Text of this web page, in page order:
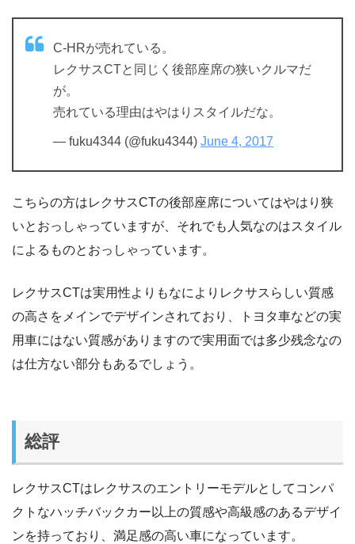
C-HRが売れている。
レクサスCTと同じく後部座席の狭いクルマだ
が。
売れている理由はやはりスタイルだな。
— fuku4344 (@fuku4344) June 4, 2017
こちらの方はレクサスCTの後部座席についてはやはり狭
いとおっしゃっていますが、それでも人気なのはスタイル
によるものとおっしゃっています。
レクサスCTは実用性よりもなによりレクサスらしい質感
の高さをメインでデザインされており、トヨタ車などの実
用車にはない質感がありますので実用面では多少残念なの
は仕方ない部分もあるでしょう。
総評
レクサスCTはレクサスのエントリーモデルとしてコンパ
クトなハッチバックカー以上の質感や高級感のあるデザイ
ンを持っており、満足感の高い車になっています。